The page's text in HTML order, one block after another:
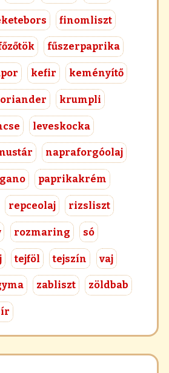
finomliszt
fűszerpaprika
kefir keményítő
krumpli
leveskocka
napraforgóolaj
paprikakrém
repceolaj rizsliszt
rozmaring só
tejföl tejszín vaj
zabliszt zöldbab